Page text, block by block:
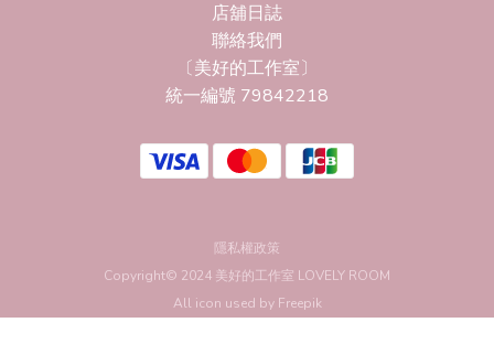
店舖日誌
聯絡我們
〔美好的工作室〕
統一編號 79842218
隱私權政策
Copyright© 2024 美好的工作室 LOVELY ROOM
All icon used by Freepik